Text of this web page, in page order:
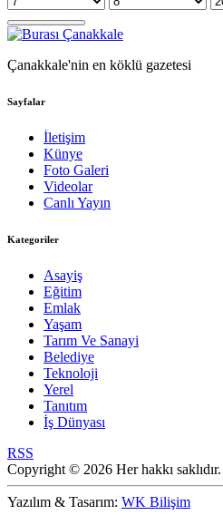
Çanakkale'nin en köklü gazetesi
Sayfalar
İletişim
Künye
Foto Galeri
Videolar
Canlı Yayın
Kategoriler
Asayiş
Eğitim
Emlak
Yaşam
Tarım Ve Sanayi
Belediye
Teknoloji
Yerel
Tanıtım
İş Dünyası
RSS
Copyright © 2026 Her hakkı saklıdır.
Yazılım & Tasarım: WK Bilişim